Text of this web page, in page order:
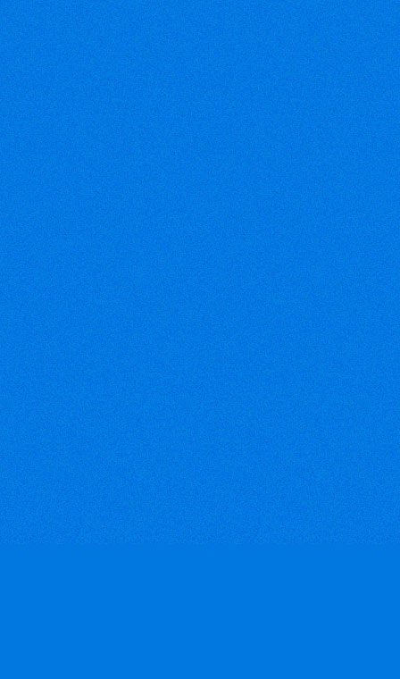
366809028
Email:
vinhloithong@gmail.com
chihung1868@gmail.com
ngành công
nghiệp dệt
may Việt Nam – sự kiện lớn
dệt may quốc tế tại Việt
Nam, sẽ được tổ chức từ
ngày 21 - 24/11/2012 tại
Trung tâm Hội chợ và Triển
lãm Sài Gòn (SECC).
Bộ Công
biết tình hình
xuất khẩu dệt
may của quý I/2012 khó khăn
hơn so với cùng kỳ năm
trước. Các đơn hàng xuất
khẩu đang bị giảm ở 3 thị
trường chính là Mỹ, Nhật và
châu Âu. Tuy nhiên hàng dệt
may vẫn có kim ngạch xuất
khẩu lớn nhất trong số các
nhóm hàng khác.